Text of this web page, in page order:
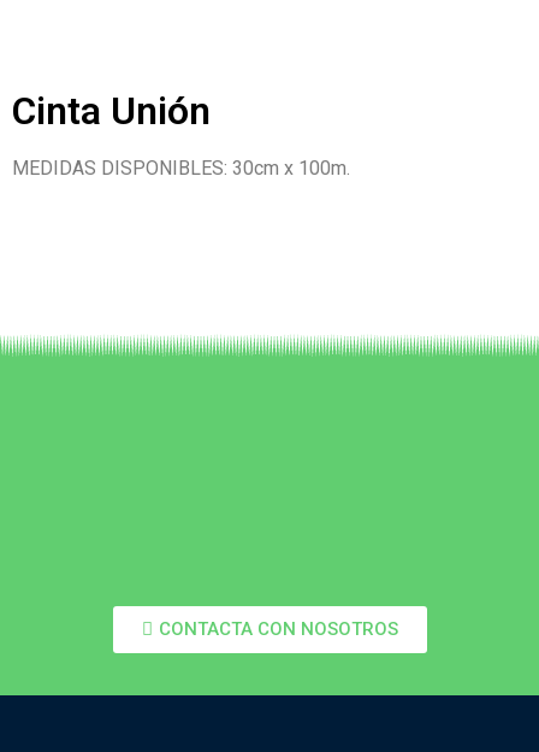
Cinta Unión
MEDIDAS DISPONIBLES: 30cm x 100m.
CONTACTA CON NOSOTROS